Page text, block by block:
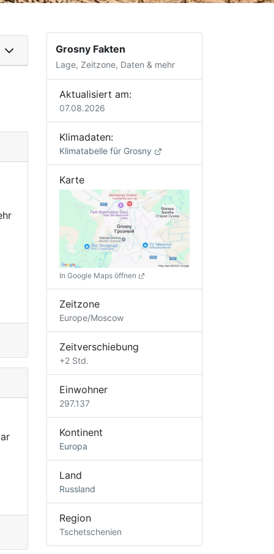
Grosny Fakten
Lage, Zeitzone, Daten & mehr
Aktualisiert am:
07.08.2026
Klimadaten:
Klimatabelle für Grosny
Karte
In Google Maps öffnen
Zeitzone
Europe/Moscow
Zeitverschiebung
+2 Std.
Einwohner
297.137
Kontinent
Europa
Land
Russland
Region
Tschetschenien